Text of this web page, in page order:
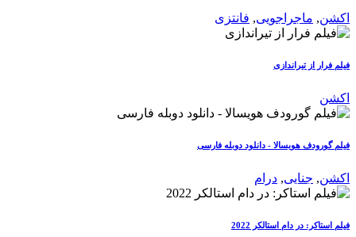
اکشن, ماجراجویی, فانتزی
فیلم فرار از تیراندازی
اکشن
فیلم گورودف هویسالا - دانلود دوبله فارسی
اکشن, جنایی, درام
فیلم استاکر: در دام استالکر 2022